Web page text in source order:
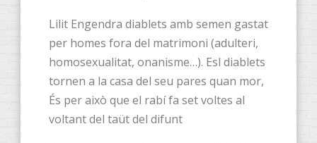
Lilit Engendra diablets amb semen gastat
per homes fora del matrimoni (adulteri,
homosexualitat, onanisme…). Esl diablets
tornen a la casa del seu pares quan mor,
És per això que el rabí fa set voltes al
voltant del taüt del difunt